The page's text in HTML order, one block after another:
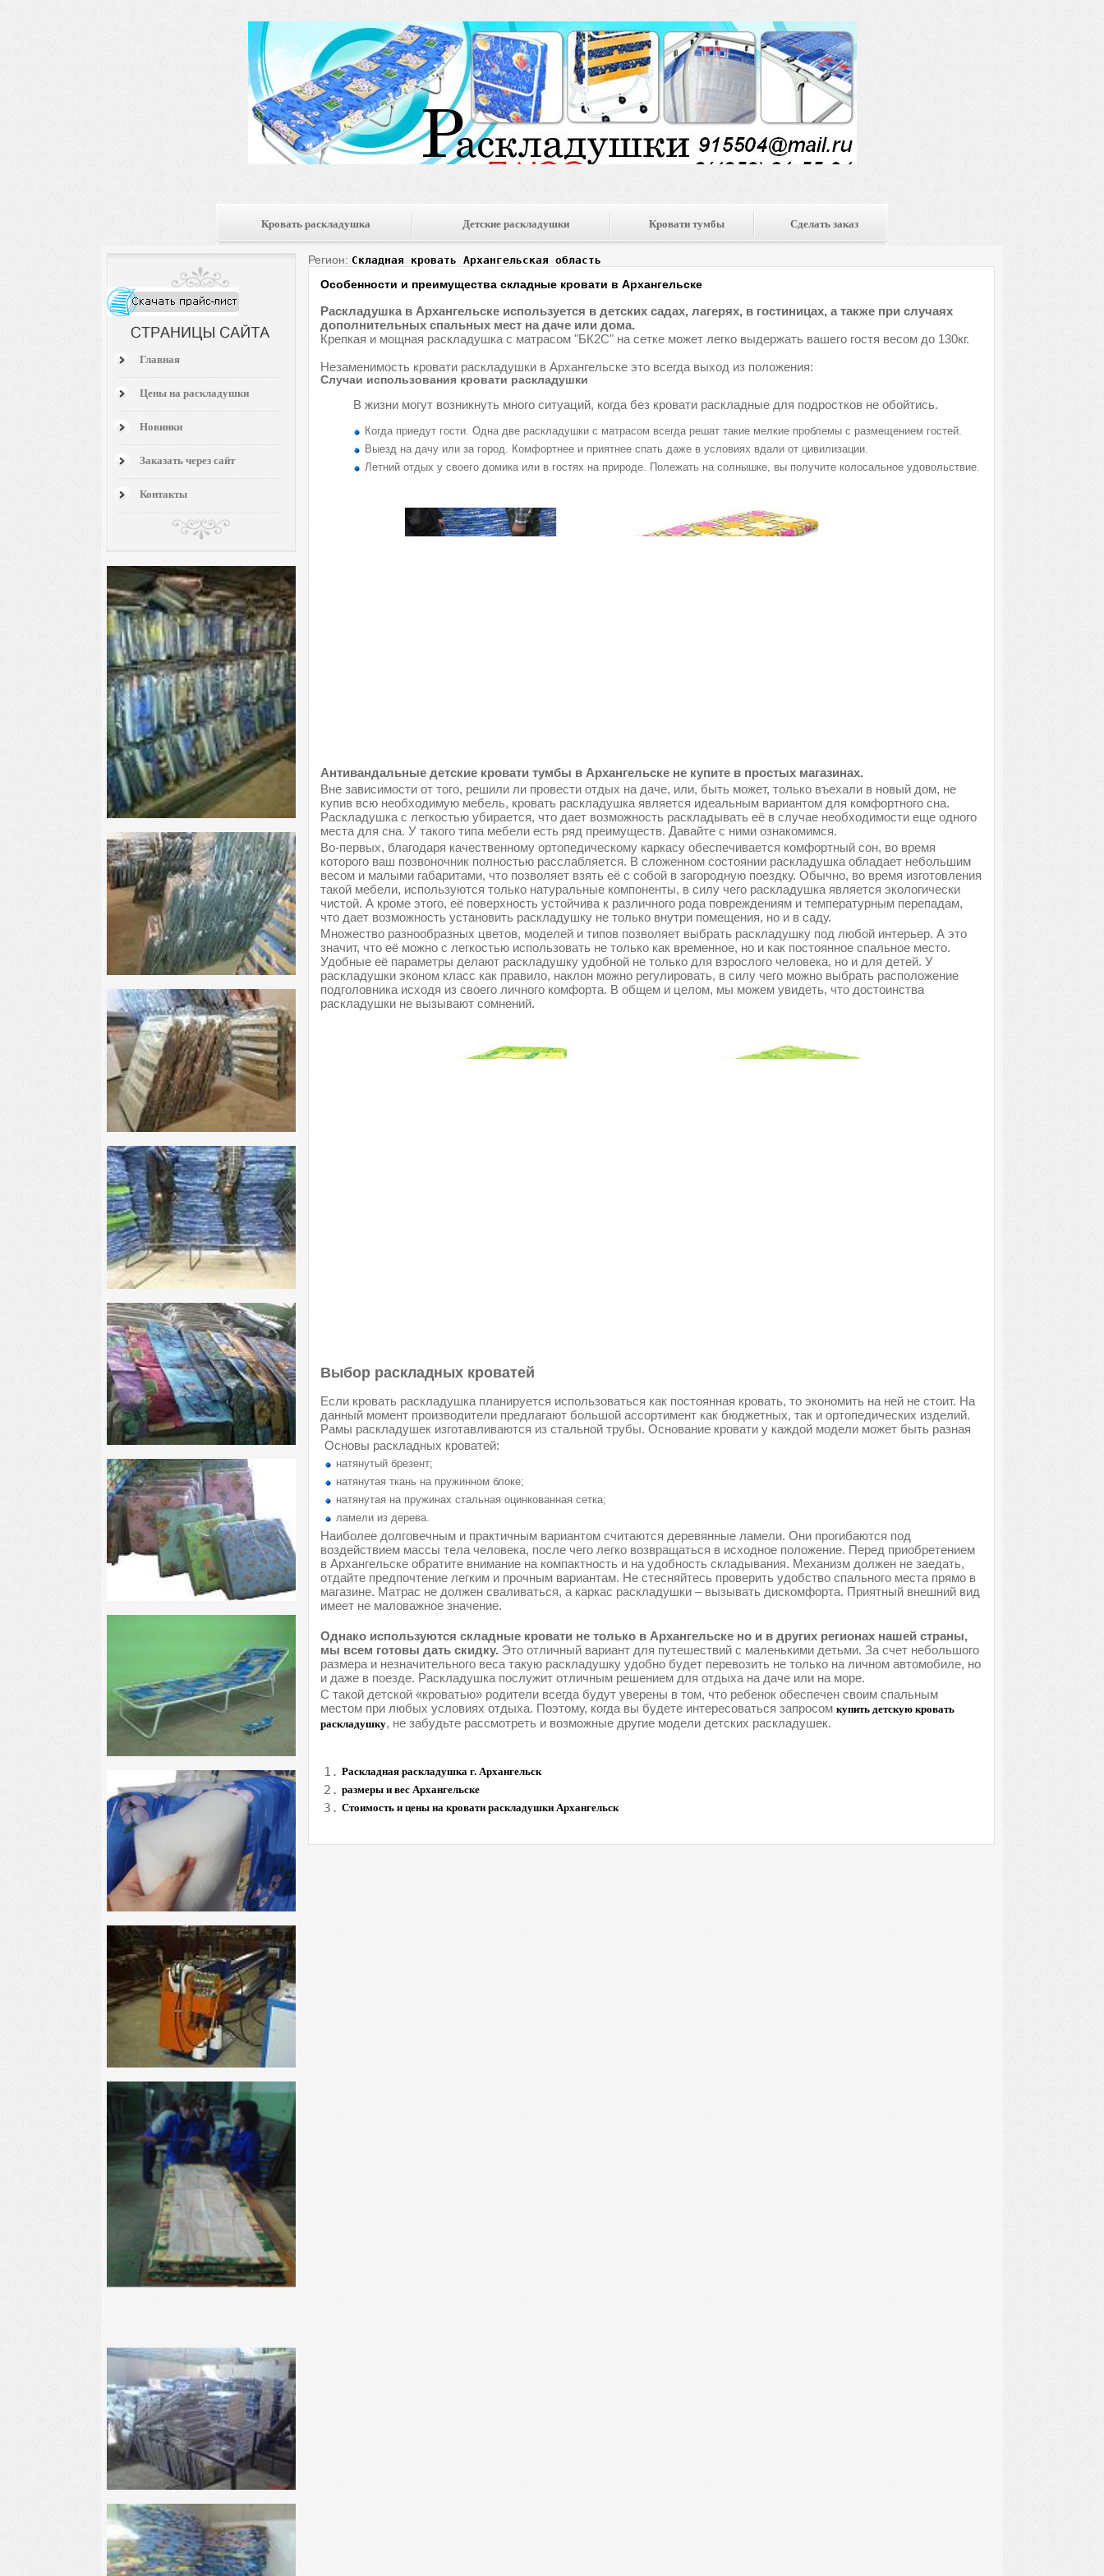
Кровать раскладушка Детские раскладушки Кровати тумбы Сделать заказ
Главная
Цены на раскладушки
Новинки
Заказать через сайт
Контакты
Регион: Складная кровать Архангельская область
Особенности и преимущества складные кровати в Архангельске
Раскладушка в Архангельске используется в детских садах, лагерях, в гостиницах, а также при случаях
дополнительных спальных мест на даче или дома.
Крепкая и мощная раскладушка с матрасом "БК2С" на сетке может легко выдержать вашего гостя весом до 130кг.
Незаменимость кровати раскладушки в Архангельске это всегда выход из положения:
Случаи использования кровати раскладушки
В жизни могут возникнуть много ситуаций, когда без кровати раскладные для подростков не обойтись.
Когда приедут гости. Одна две раскладушки с матрасом всегда решат такие мелкие проблемы с размещением гостей.
Выезд на дачу или за город. Комфортнее и приятнее спать даже в условиях вдали от цивилизации.
Летний отдых у своего домика или в гостях на природе. Полежать на солнышке, вы получите колосальное удовольствие.
Антивандальные детские кровати тумбы в Архангельске не купите в простых магазинах.
Вне зависимости от того, решили ли провести отдых на даче, или, быть может, только въехали в новый дом, не
купив всю необходимую мебель, кровать раскладушка является идеальным вариантом для комфортного сна.
Раскладушка с легкостью убирается, что дает возможность раскладывать её в случае необходимости еще одного
места для сна. У такого типа мебели есть ряд преимуществ. Давайте с ними ознакомимся.
Во-первых, благодаря качественному ортопедическому каркасу обеспечивается комфортный сон, во время
которого ваш позвоночник полностью расслабляется. В сложенном состоянии раскладушка обладает небольшим
весом и малыми габаритами, что позволяет взять её с собой в загородную поездку. Обычно, во время изготовления
такой мебели, используются только натуральные компоненты, в силу чего раскладушка является экологически
чистой. А кроме этого, её поверхность устойчива к различного рода повреждениям и температурным перепадам,
что дает возможность установить раскладушку не только внутри помещения, но и в саду.
Множество разнообразных цветов, моделей и типов позволяет выбрать раскладушку под любой интерьер. А это
значит, что её можно с легкостью использовать не только как временное, но и как постоянное спальное место.
Удобные её параметры делают раскладушку удобной не только для взрослого человека, но и для детей. У
раскладушки эконом класс как правило, наклон можно регулировать, в силу чего можно выбрать расположение
подголовника исходя из своего личного комфорта. В общем и целом, мы можем увидеть, что достоинства
раскладушки не вызывают сомнений.
Выбор раскладных кроватей
Если кровать раскладушка планируется использоваться как постоянная кровать, то экономить на ней не стоит. На
данный момент производители предлагают большой ассортимент как бюджетных, так и ортопедических изделий.
Рамы раскладушек изготавливаются из стальной трубы. Основание кровати у каждой модели может быть разная
Основы раскладных кроватей:
натянутый брезент;
натянутая ткань на пружинном блоке;
натянутая на пружинах стальная оцинкованная сетка;
ламели из дерева.
Наиболее долговечным и практичным вариантом считаются деревянные ламели. Они прогибаются под
воздействием массы тела человека, после чего легко возвращаться в исходное положение. Перед приобретением
в Архангельске обратите внимание на компактность и на удобность складывания. Механизм должен не заедать,
отдайте предпочтение легким и прочным вариантам. Не стесняйтесь проверить удобство спального места прямо в
магазине. Матрас не должен сваливаться, а каркас раскладушки – вызывать дискомфорта. Приятный внешний вид
имеет не маловажное значение.
Однако используются складные кровати не только в Архангельске но и в других регионах нашей страны,
мы всем готовы дать скидку. Это отличный вариант для путешествий с маленькими детьми. За счет небольшого
размера и незначительного веса такую раскладушку удобно будет перевозить не только на личном автомобиле, но
и даже в поезде. Раскладушка послужит отличным решением для отдыха на даче или на море.
С такой детской «кроватью» родители всегда будут уверены в том, что ребенок обеспечен своим спальным
местом при любых условиях отдыха. Поэтому, когда вы будете интересоваться запросом купить детскую кровать
раскладушку, не забудьте рассмотреть и возможные другие модели детских раскладушек.
1. Раскладная раскладушка г. Архангельск
2. размеры и вес Архангельске
3. Стоимость и цены на кровати раскладушки Архангельск